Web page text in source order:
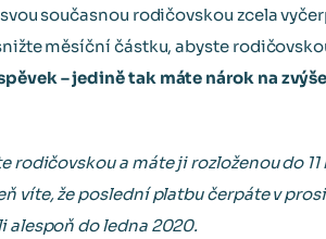
současnou rodičovskou zcela
měsíční částku, abyste
– jedině tak máte nárok na
rodičovskou a máte ji rozloženou do
víte, že poslední platbu čerpáte v
alespoň do ledna 2020.